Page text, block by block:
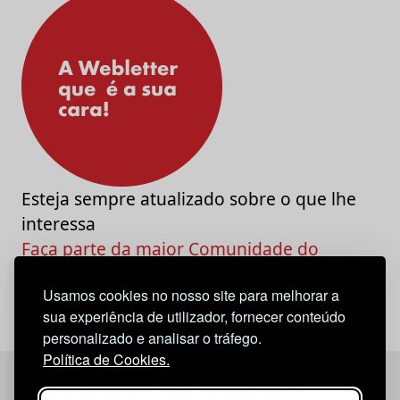
Usamos cookies no nosso site para melhorar a
sua experiência de utilizador, fornecer conteúdo
personalizado e analisar o tráfego.
Política de Cookies.
Esteja sempre atualizado sobre o que lhe
interessa
Faça parte da maior Comunidade do